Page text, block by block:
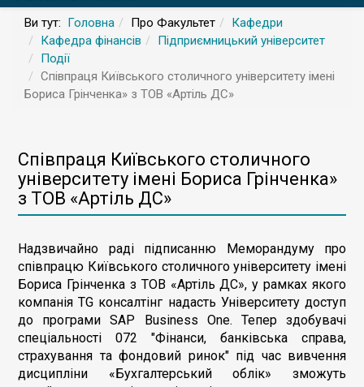
Ви тут: Головна Про Факультет
Кафедри
Кафедра фінансів
Підприємницький університет
Події
Співпраця Київського столичного університету імені
Бориса Грінченка» з ТОВ «Артіль ДС»
Співпраця Київського столичного
університету імені Бориса Грінченка»
з ТОВ «Артіль ДС»
Надзвичайно раді підписанню Меморандуму про
співпрацю Київського столичного університету імені
Бориса Грінченка з ТОВ «Артіль ДС», у рамках якого
компанія TG консалтінг надасть Університету доступ
до програми SAP Business One. Тепер здобувачі
спеціальності 072 "Фінанси, банківська справа,
страхування та фондовий ринок" під час вивчення
дисципліни «Бухгалтерський облік» зможуть